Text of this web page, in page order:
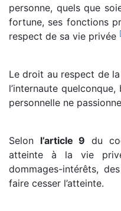
personne, quels que
fortune, ses fonctions
respect de sa vie privée [
Le droit au respect de
l’internaute
personnelle ne
Selon l’article 9 du
atteinte à la vie
dommages-intérêts,
faire cesser l’atteinte.